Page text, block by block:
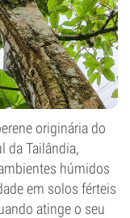
originária do
da Tailândia,
húmidos
em solos férteis
atinge o seu